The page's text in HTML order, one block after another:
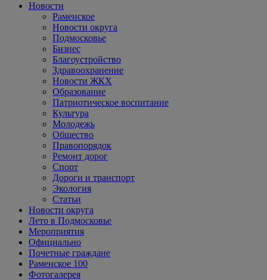
Новости
Раменское
Новости округа
Подмосковье
Бизнес
Благоустройство
Здравоохранение
Новости ЖКХ
Образование
Патриотическое воспитание
Культура
Молодежь
Общество
Правопорядок
Ремонт дорог
Спорт
Дороги и транспорт
Экология
Статьи
Новости округа
Лето в Подмосковье
Мероприятия
Официально
Почетные граждане
Раменское 100
Фотогалерея